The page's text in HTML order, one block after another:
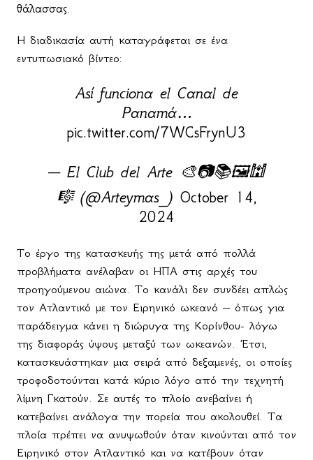
θάλασσας.
Η διαδικασία αυτή καταγράφεται σε ένα
εντυπωσιακό βίντεο:
Así funciona el Canal de
Panamá…
pic.twitter.com/7WCsFrynU3
— El Club del Arte 🎨📷📚🖼🕍
🎼 (@Arteymas_) October 14,
2024
Το έργο της κατασκευής της μετά από πολλά
προβλήματα ανέλαβαν οι ΗΠΑ στις αρχές του
προηγούμενου αιώνα. Το κανάλι δεν συνδέει απλώς
τον Ατλαντικό με τον Ειρηνικό ωκεανό – όπως για
παράδειγμα κάνει η διώρυγα της Κορίνθου- λόγω
της διαφοράς ύψους μεταξύ των ωκεανών. Έτσι,
κατασκευάστηκαν μια σειρά από δεξαμενές, οι οποίες
τροφοδοτούνται κατά κύριο λόγο από την τεχνητή
λίμνη Γκατούν. Σε αυτές το πλοίο ανεβαίνει ή
κατεβαίνει ανάλογα την πορεία που ακολουθεί. Τα
πλοία πρέπει να ανυψωθούν όταν κινούνται από τον
Ειρηνικό στον Ατλαντικό και να κατέβουν όταν